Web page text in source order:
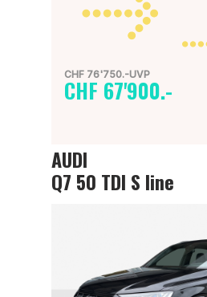
CHF 76'750.-UVP
CHF 67'900.-
AUDI
Q7 50 TDI S line